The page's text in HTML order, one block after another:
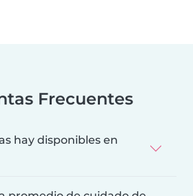
Frecuentes
hay disponibles en